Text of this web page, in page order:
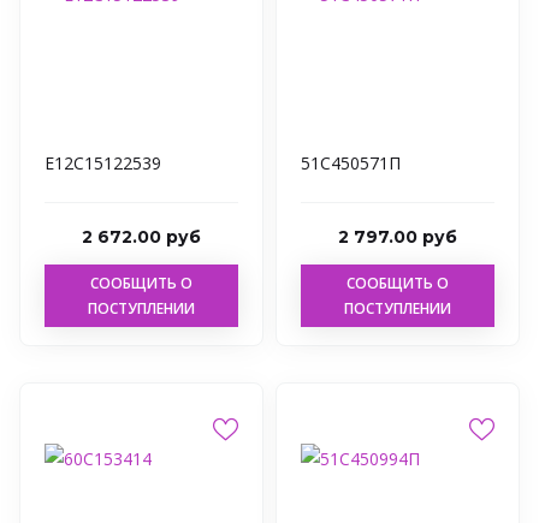
Е12С15122539
2 672.00 руб
СООБЩИТЬ О
ПОСТУПЛЕНИИ
51С450571П
2 797.00 руб
СООБЩИТЬ О
ПОСТУПЛЕНИИ